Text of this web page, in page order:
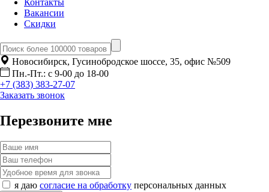
Контакты
Вакансии
Скидки
Новосибирск, Гусинобродское шоссе, 35, офис №509
Пн.-Пт.: с 9-00 до 18-00
+7 (383) 383-27-07
Заказать звонок
Перезвоните мне
я даю согласие на обработку персональных данных